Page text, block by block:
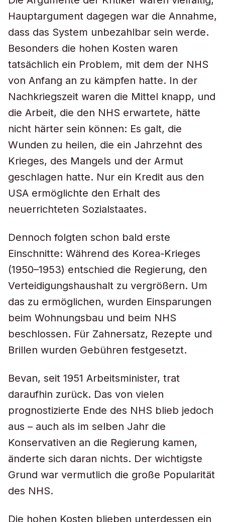
Hauptargument dagegen war die Annahme,
dass das System unbezahlbar sein werde.
Besonders die hohen Kosten waren
tatsächlich ein Problem, mit dem der NHS
von Anfang an zu kämpfen hatte. In der
Nachkriegszeit waren die Mittel knapp, und
die Arbeit, die den NHS erwartete, hätte
nicht härter sein können: Es galt, die
Wunden zu heilen, die ein Jahrzehnt des
Krieges, des Mangels und der Armut
geschlagen hatte. Nur ein Kredit aus den
USA ermöglichte den Erhalt des
neuerrichteten Sozialstaates.
Dennoch folgten schon bald erste
Einschnitte: Während des Korea-Krieges
(1950–1953) entschied die Regierung, den
Verteidigungshaushalt zu vergrößern. Um
das zu ermöglichen, wurden Einsparungen
beim Wohnungsbau und beim NHS
beschlossen. Für Zahnersatz, Rezepte und
Brillen wurden Gebühren festgesetzt.
Bevan, seit 1951 Arbeitsminister, trat
daraufhin zurück. Das von vielen
prognostizierte Ende des NHS blieb jedoch
aus – auch als im selben Jahr die
Konservativen an die Regierung kamen,
änderte sich daran nichts. Der wichtigste
Grund war vermutlich die große Popularität
des NHS.
Die hohen Kosten blieben unterdessen ein